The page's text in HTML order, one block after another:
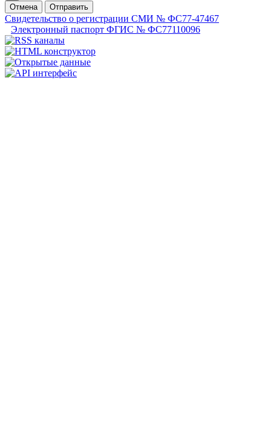
Отмена
Отправить
Свидетельство о регистрации СМИ № ФС77-47467
Электронный паспорт ФГИС № ФС77110096